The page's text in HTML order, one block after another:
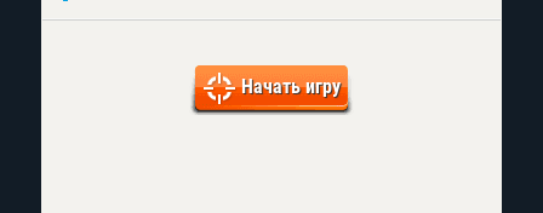
Начать игру